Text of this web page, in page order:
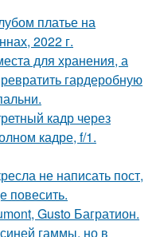
платье на
2022 г.
для хранения, а
гардеробную
кадр через
кадре, f/1.
не написать пост,
повесить.
Gusto Багратион.
гаммы, но в